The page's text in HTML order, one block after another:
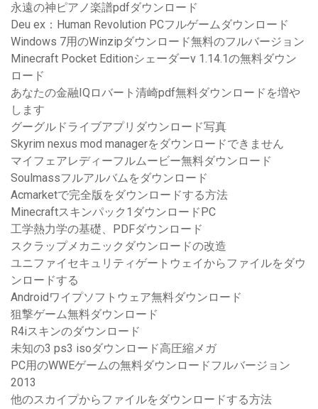
永遠の神ピアノ楽譜pdfダウンロード
Deu ex：Human Revolution PCフルゲームダウンロード
Windows 7用のWinzipダウンロード無料のフルバージョン
Minecraft Pocket Editionシェーダーv 1.14.1の無料ダウン
ロード
あなたの金融IQロバート清崎pdf無料ダウンロードを増や
します
グーグルドライブアプリダウンロード写真
Skyrim nexus mod managerをダウンロードできません
マイフェアレディーフルムービー無料ダウンロード
Soulmassフルアルバムをダウンロード
Acmarketで完全版をダウンロードする方法
Minecraftスキンパック1ダウンロードPC
工学熱力学の基礎、PDFダウンロード
スクラップメカニックダウンロードの改造
ユニファイセキュリティゲートウェイからファイルをダウ
ンロードする
Androidワイプソフトウェア無料ダウンロード
狙撃ゲーム無料ダウンロード
R4iスキンのダウンロード
未知の3 ps3 isoダウンロード高圧縮メガ
PC用のWWEゲームの無料ダウンロードフルバージョン
2013
他のスカイプからファイルをダウンロードする方法